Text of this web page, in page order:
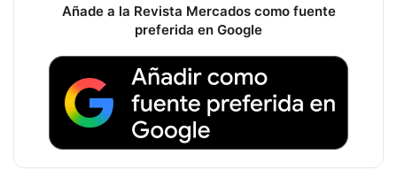
Añade a la Revista Mercados como fuente
preferida en Google